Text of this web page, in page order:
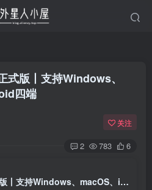
版丨支持Windows、
四端
关注
2 783 6
UZVideo影视v1.6.74正式版丨支持Windows、macOS、iOS、Android四端